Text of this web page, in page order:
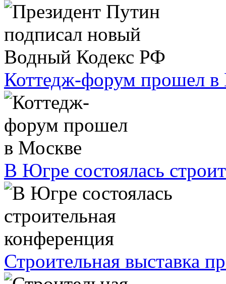
Коттедж-форум прошел в
В Югре состоялась
Строительная выставка